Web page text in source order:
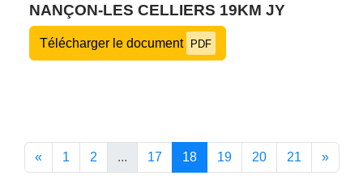
NANÇON-LES CELLIERS 19KM JY
Télécharger le document PDF
« 1 2 ... 17 18 19 20 21 »